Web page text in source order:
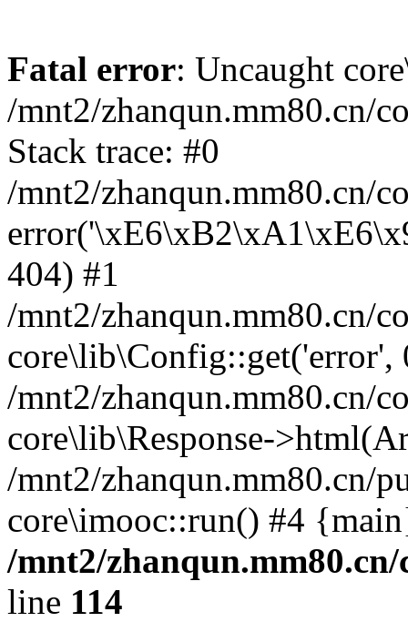
Fatal error: Uncaught
/mnt2/zhanqun.mm80.cn/
Stack trace: #0
/mnt2/zhanqun.mm80.cn/
404) #1
/mnt2/zhanqun.mm80.cn/
core\lib\Config::get('error',
/mnt2/zhanqun.mm80.cn/
core\lib\Response-
/mnt2/zhanqun.mm80.cn/
core\imooc::run() #4
/mnt2/
line 114